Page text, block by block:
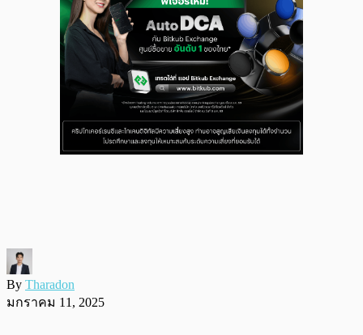
By Tharadon
มกราคม 11, 2025